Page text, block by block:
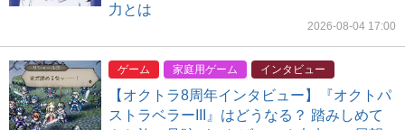
力とは
2026-08-04 17:00
ゲーム 家庭用ゲーム インタビュー
【オクトラ8周年インタビュー】『オクトパ
ストラベラーIII』はどうなる？ 踏みしめて